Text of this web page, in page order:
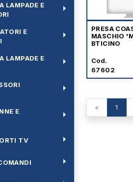
E
arrow_right
E
arrow_right
E
arrow_right
arrow_right
E
arrow_right
TV arrow_right
arrow_right
PRESA
MASCHIO
BTICINO
Cod.
67602
< 1